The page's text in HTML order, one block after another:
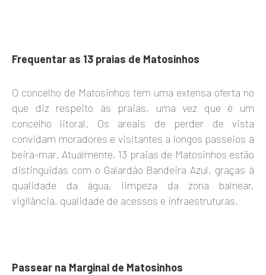
Frequentar as 13 praias de Matosinhos
O concelho de Matosinhos tem uma extensa oferta no
que diz respeito às praias, uma vez que é um
concelho litoral. Os areais de perder de vista
convidam moradores e visitantes a longos passeios à
beira-mar. Atualmente, 13 praias de Matosinhos estão
distinguidas com o Galardão Bandeira Azul, graças à
qualidade da água, limpeza da zona balnear,
vigilância, qualidade de acessos e infraestruturas.
Passear na Marginal de Matosinhos